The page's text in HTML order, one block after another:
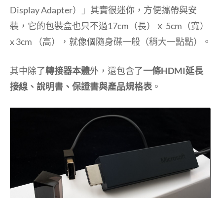
Display Adapter）」其實很迷你，方便攜帶與安
裝，它的包裝盒也只不過17cm（長）ｘ 5cm（寬）
x 3cm （高），就像個隨身碟一般（稍大一點點）。
其中除了轉接器本體外，還包含了一條HDMI延長
接線、說明書、保證書與產品規格表 。